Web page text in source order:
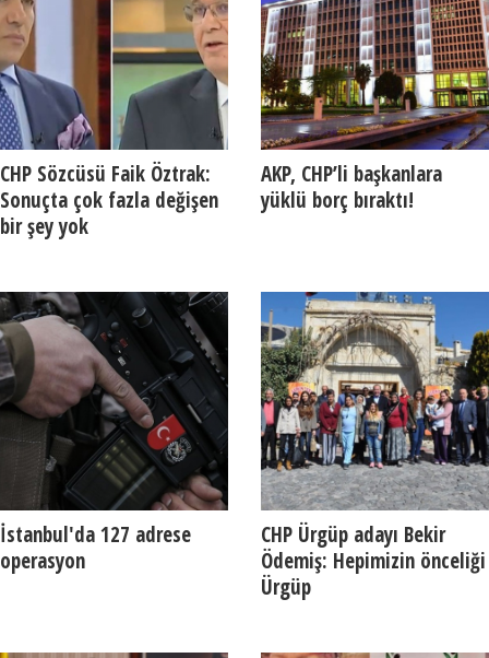
CHP Sözcüsü Faik Öztrak:
Sonuçta çok fazla değişen
bir şey yok
AKP, CHP’li başkanlara
yüklü borç bıraktı!
İstanbul'da 127 adrese
operasyon
CHP Ürgüp adayı Bekir
Ödemiş: Hepimizin önceliği
Ürgüp